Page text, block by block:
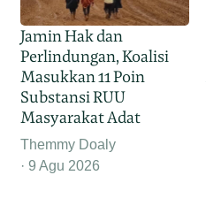
Jamin Hak dan
Perlindungan, Koalisi
Masukkan 11 Poin
Substansi RUU
Masyarakat Adat
Themmy Doaly
9 Agu 2026